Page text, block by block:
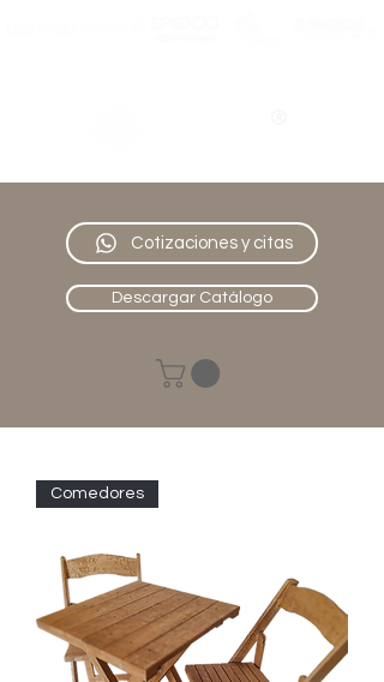
Cotizaciones y citas
Descargar Catálogo
Comedores